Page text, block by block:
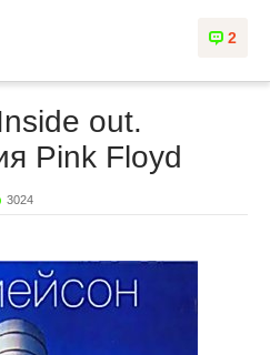
2
out.
Pink Floyd
3024